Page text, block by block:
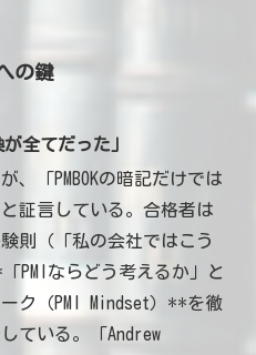
の鍵
全てだった」
、「PMBOKの暗記だけでは
証言している。合格者は
則（「私の会社ではこう
PMIならどう考えるか」と
ク（PMI Mindset）**を徹
ている。「Andrew